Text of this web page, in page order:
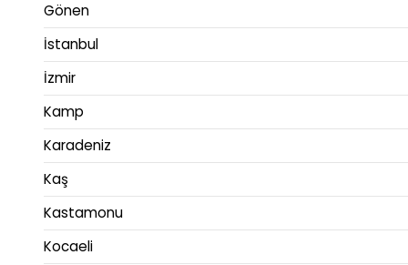
Gönen
İstanbul
İzmir
Kamp
Karadeniz
Kaş
Kastamonu
Kocaeli